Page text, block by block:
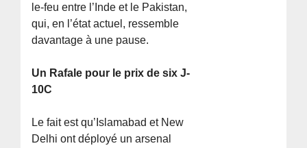
le-feu entre l’Inde et le Pakistan,
qui, en l’état actuel, ressemble
davantage à une pause.
Un Rafale pour le prix de six J-
10C
Le fait est qu’Islamabad et New
Delhi ont déployé un arsenal